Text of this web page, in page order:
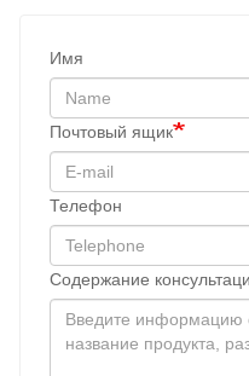
Имя
Почтовый ящик
Телефон
Содержание